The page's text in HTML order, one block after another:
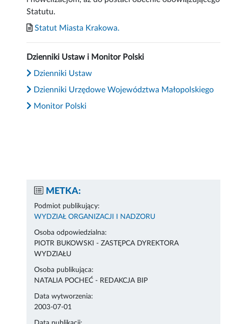
Statutu.
Statut Miasta Krakowa.
Dzienniki Ustaw i Monitor Polski
Dzienniki Ustaw
Dzienniki Urzędowe Województwa Małopolskiego
Monitor Polski
METKA:
Podmiot publikujący:
WYDZIAŁ ORGANIZACJI I NADZORU
Osoba odpowiedzialna:
PIOTR BUKOWSKI - ZASTĘPCA DYREKTORA
WYDZIAŁU
Osoba publikująca:
NATALIA POCHEĆ - REDAKCJA BIP
Data wytworzenia:
2003-07-01